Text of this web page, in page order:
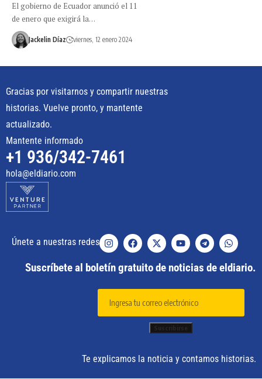
El gobierno de Ecuador anunció el 11
de enero que exigirá la…
Jackelin Díaz viernes, 12 enero 2024
Gracias por visitarnos y compartir nuestras
historias. Vuelve pronto, y mantente
actualizado.
Mantente informado
+1 936/342-7461
hola@eldiario.com
Únete a nuestras redes
Suscríbete al boletín gratuito de noticias de eldiario.
Te explicamos la noticia y contamos historias.